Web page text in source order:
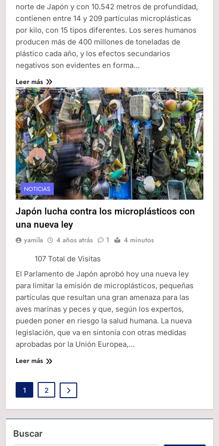
norte de Japón y con 10.542 metros de profundidad,
contienen entre 14 y 209 partículas microplásticas
por kilo, con 15 tipos diferentes. Los seres humanos
producen más de 400 millones de toneladas de
plástico cada año, y los efectos secundarios
negativos son evidentes en forma…
Leer más
NOTICIAS
Japón lucha contra los microplásticos con
una nueva ley
yamila 4 años atrás 1 4 minutos
107 Total de Visitas
El Parlamento de Japón aprobó hoy una nueva ley
para limitar la emisión de microplásticos, pequeñas
partículas que resultan una gran amenaza para las
aves marinas y peces y que, según los expertos,
pueden poner en riesgo la salud humana. La nueva
legislación, que va en sintonía con otras medidas
aprobadas por la Unión Europea,…
Leer más
1 2
Buscar